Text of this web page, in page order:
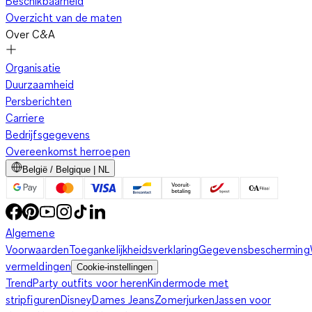
Overzicht van de maten
Over C&A
Organisatie
Duurzaamheid
Persberichten
Carriere
Bedrijfsgegevens
Overeenkomst herroepen
België / Belgique | NL
Algemene
VoorwaardenToegankelijkheidsverklaringGegevensbescherming
vermeldingen Cookie-instellingen
TrendParty outfits voor herenKindermode met
stripfigurenDisneyDames JeansZomerjurken Jassen voor